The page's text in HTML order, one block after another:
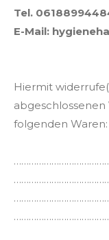
Tel.
E-Mail:
Hiermit
folgenden Waren: